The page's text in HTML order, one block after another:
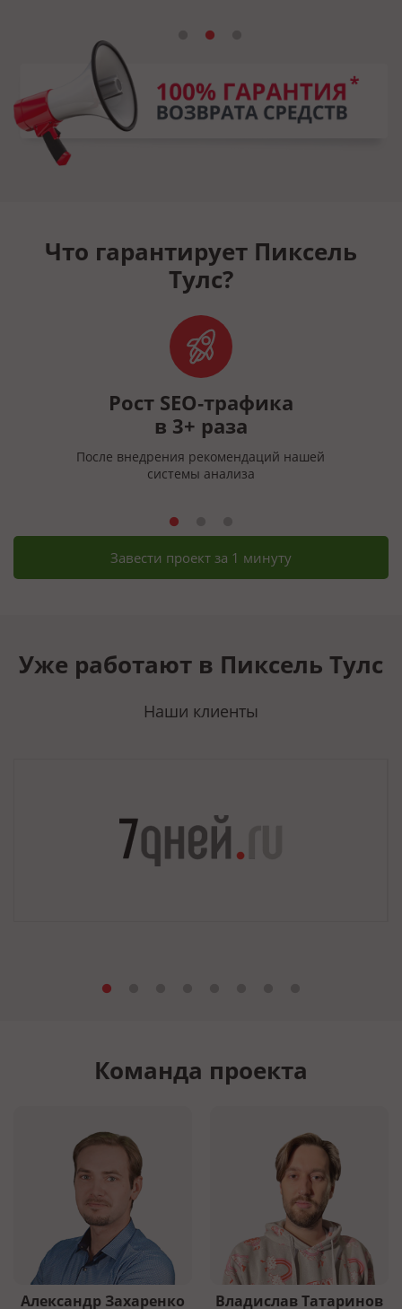
Что гарантирует Пиксель
Тулс?
Рост SEO‑трафика
в 3+ раза
После внедрения рекомендаций нашей
системы анализа
Завести проект за 1 минуту
Уже работают в Пиксель Тулс
Наши клиенты
Команда проекта
Александр Захаренко Владислав Татаринов